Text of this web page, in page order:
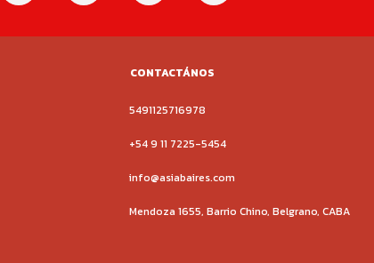
CONTACTÁNOS
5491125716978
+54 9 11 7225-5454
info@asiabaires.com
Mendoza 1655, Barrio Chino, Belgrano, CABA